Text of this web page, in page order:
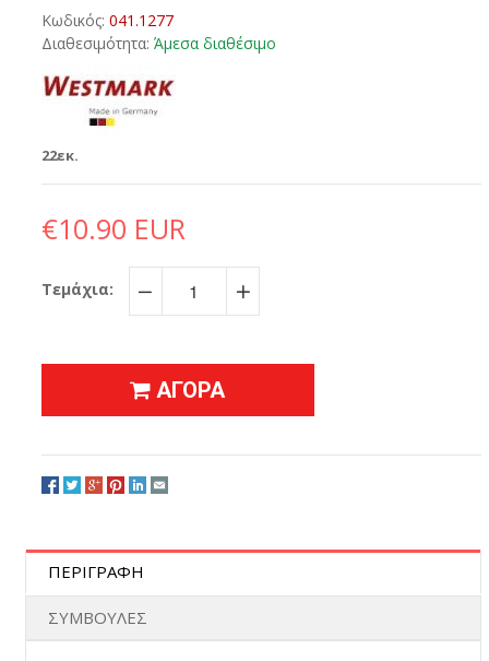
Κωδικός: 041.1277
Διαθεσιμότητα: Άμεσα διαθέσιμο
22εκ.
€10.90 EUR
Τεμάχια:
− +
ΑΓΟΡΑ
ΠΕΡΙΓΡΑΦΗ
ΣΥΜΒΟΥΛΕΣ